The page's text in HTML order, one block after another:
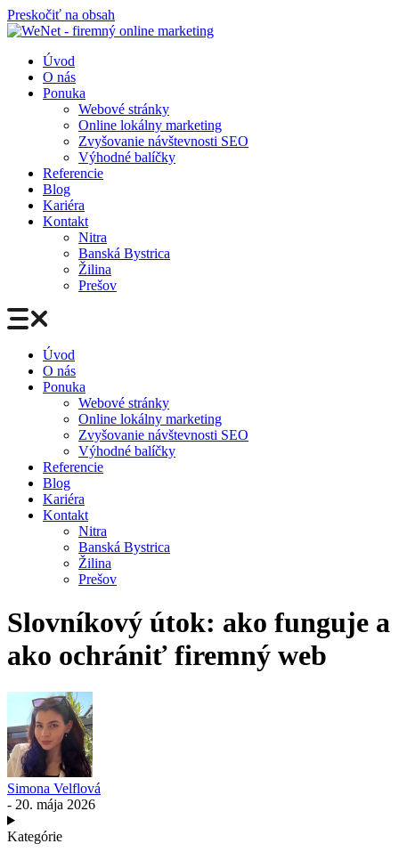
Preskočiť na obsah
Úvod
O nás
Ponuka
Webové stránky
Online lokálny marketing
Zvyšovanie návštevnosti SEO
Výhodné balíčky
Referencie
Blog
Kariéra
Kontakt
Nitra
Banská Bystrica
Žilina
Prešov
Úvod
O nás
Ponuka
Webové stránky
Online lokálny marketing
Zvyšovanie návštevnosti SEO
Výhodné balíčky
Referencie
Blog
Kariéra
Kontakt
Nitra
Banská Bystrica
Žilina
Prešov
Slovníkový útok: ako funguje a
ako ochrániť firemný web
Simona Velflová
- 20. mája 2026
Kategórie